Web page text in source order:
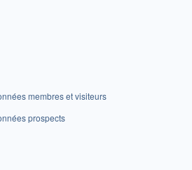
membres et visiteurs
prospects